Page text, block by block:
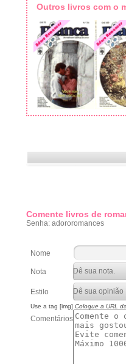
Outros livros com o
Comente livros de
Senha: adororomances
Nome
Nota
Estilo
Use a tag [img] Coloque a URL
Comentários